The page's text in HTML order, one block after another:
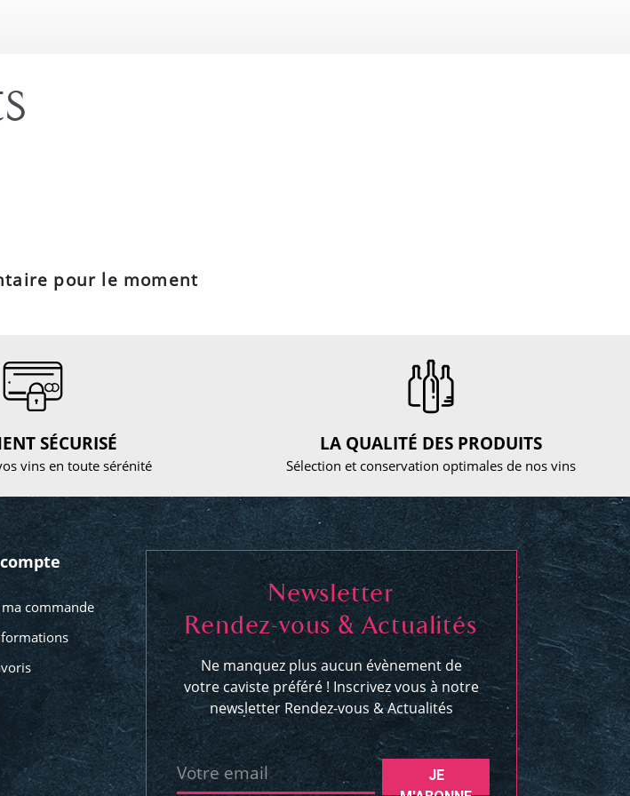
pour le moment
SÉCURISÉ
vins en toute sérénité
LA QUALITÉ DES PRODUITS
Sélection et conservation optimales de nos vins
commande
Newsletter
Rendez-vous & Actualités
Ne manquez plus aucun évènement de
votre caviste préféré ! Inscrivez vous à notre
newsletter Rendez-vous & Actualités
Votre email
JE